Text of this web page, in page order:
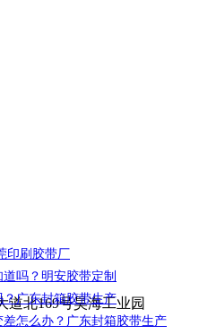
印刷胶带厂
吗？明安胶带定制
广东封箱胶带生产
怎么办？广东封箱胶带生产
道北169号昊海工业园